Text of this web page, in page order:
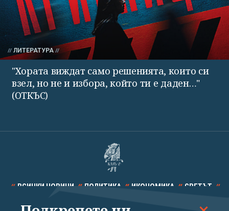
ЛИТЕРАТУРА
"Хората виждат само решенията, които си
взел, но не и избора, който ти е даден…"
(ОТКЪС)
ВСИЧКИ НОВИНИ ПОЛИТИКА ИКОНОМИКА СВЕТЪТ
СПОРТ КУЛТУРА ТЕХНОЛОГИИ КАЛЕЙДОСКОП